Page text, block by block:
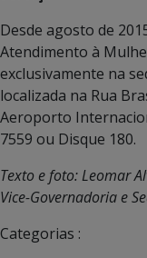
Desde agosto de
Atendimento à
exclusivamente na
localizada na Rua
Aeroporto
7559 ou Disque 180.
Texto e foto: Leomar
Vice-Governadoria e
Categorias :